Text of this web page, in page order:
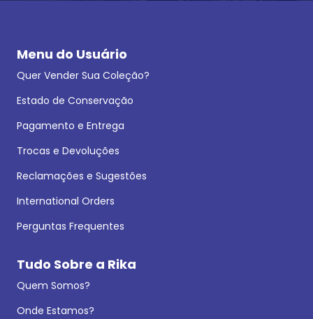
Menu do Usuário
Quer Vender Sua Coleção?
Estado de Conservação
Pagamento e Entrega
Trocas e Devoluções
Reclamações e Sugestões
International Orders
Perguntas Frequentes
Tudo Sobre a Rika
Quem Somos?
Onde Estamos?